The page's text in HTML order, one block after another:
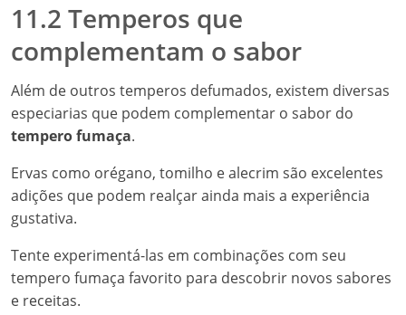
11.2 Temperos que
complementam o sabor
Além de outros temperos defumados, existem diversas
especiarias que podem complementar o sabor do
tempero fumaça.
Ervas como orégano, tomilho e alecrim são excelentes
adições que podem realçar ainda mais a experiência
gustativa.
Tente experimentá-las em combinações com seu
tempero fumaça favorito para descobrir novos sabores
e receitas.